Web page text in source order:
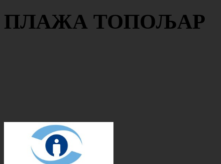
ПЛАЖА ТОПОЉАР